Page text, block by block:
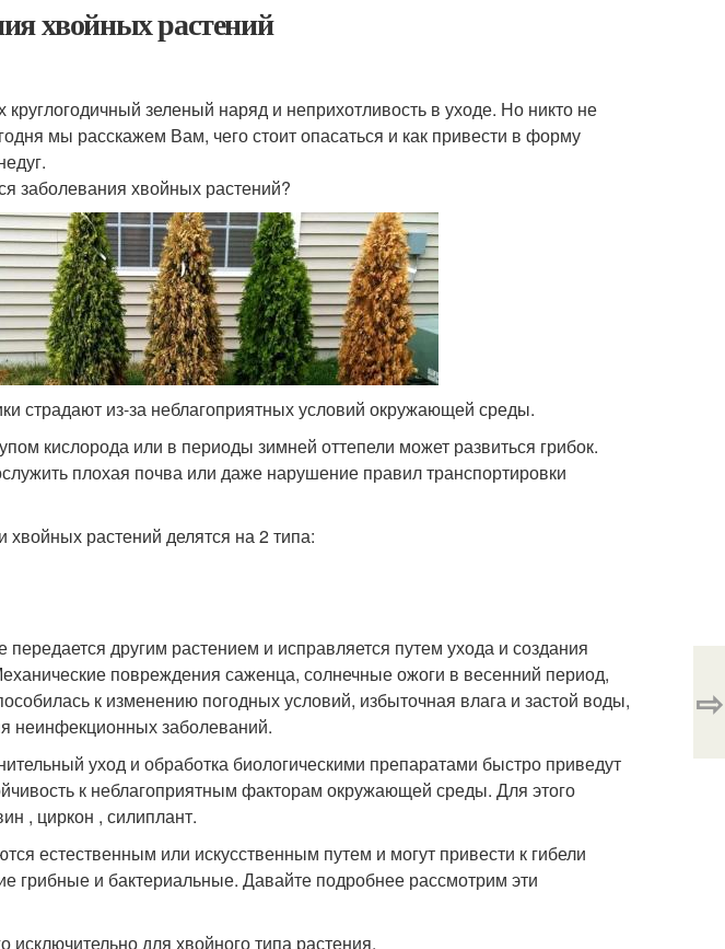
хвойных растений
зеленый наряд и неприхотливость в уходе. Но никто не
мы расскажем Вам, чего стоит опасаться и как привести в форму
заболевания хвойных растений?
страдают из-за неблагоприятных условий окружающей среды.
кислорода или в периоды зимней оттепели может развиться грибок.
плохая почва или даже нарушение правил транспортировки
хвойных растений делятся на 2 типа:
другим растением и исправляется путем ухода и создания
повреждения саженца, солнечные ожоги в весенний период,
к изменению погодных условий, избыточная влага и застой воды,
неинфекционных заболеваний.
уход и обработка биологическими препаратами быстро приведут
к неблагоприятным факторам окружающей среды. Для этого
, циркон , силиплант.
естественным или искусственным путем и могут привести к гибели
грибные и бактериальные. Давайте подробнее рассмотрим эти
исключительно для хвойного типа растения.
⇨